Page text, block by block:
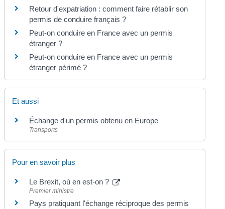
Retour d'expatriation : comment faire rétablir son
permis de conduire français ?
Peut-on conduire en France avec un permis
étranger ?
Peut-on conduire en France avec un permis
étranger périmé ?
Et aussi
Échange d'un permis obtenu en Europe
Transports
Pour en savoir plus
Le Brexit, où en est-on ?
Premier ministre
Pays pratiquant l'échange réciproque des permis